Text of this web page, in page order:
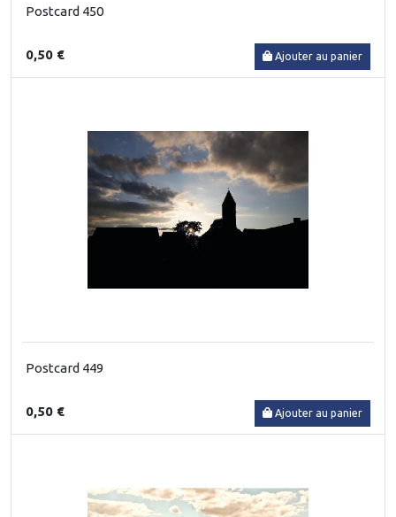
Postcard 450
0,50 € Ajouter au panier
Postcard 449
0,50 € Ajouter au panier